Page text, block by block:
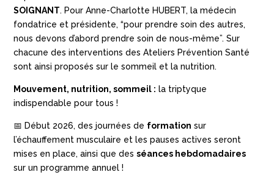
SOIGNANT. Pour Anne-Charlotte HUBERT, la médecin
fondatrice et présidente, “pour prendre soin des autres,
nous devons d’abord prendre soin de nous-même”. Sur
chacune des interventions des Ateliers Prévention Santé
sont ainsi proposés sur le sommeil et la nutrition.
Mouvement, nutrition, sommeil : la triptyque
indispendable pour tous !
📅 Début 2026, des journées de formation sur
l’échauffement musculaire et les pauses actives seront
mises en place, ainsi que desséances hebdomadaires
sur un programme annuel !